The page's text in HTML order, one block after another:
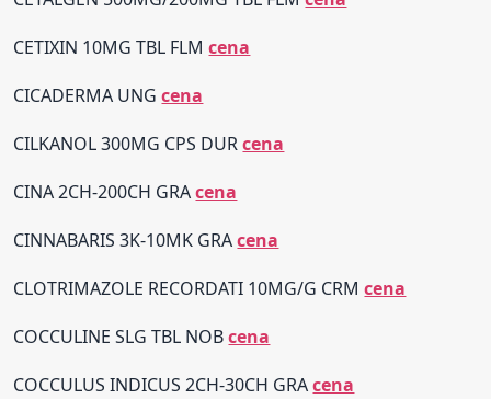
CETIXIN 10MG TBL FLMcena
CICADERMA UNGcena
CILKANOL 300MG CPS DURcena
CINA 2CH-200CH GRAcena
CINNABARIS 3K-10MK GRAcena
CLOTRIMAZOLE RECORDATI 10MG/G CRMcena
COCCULINE SLG TBL NOBcena
COCCULUS INDICUS 2CH-30CH GRAcena